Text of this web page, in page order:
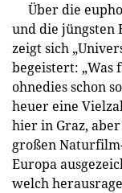
Über die
und die jüngsten
zeigt sich
begeistert: „Was
ohnedies schon
heuer eine
hier in Graz,
großen
Europa
welch